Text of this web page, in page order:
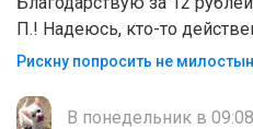
П.! Надеюсь, кто-то
Рискну попросить не
В понедельник в 09:08